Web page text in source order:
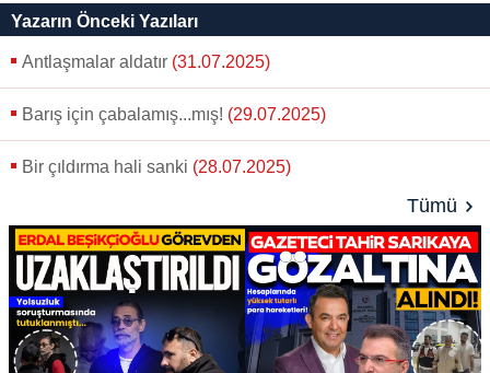
Yazarın Önceki Yazıları
Antlaşmalar aldatır (31.07.2025)
Barış için çabalamış...mış! (29.07.2025)
Bir çıldırma hali sanki (28.07.2025)
Tümü